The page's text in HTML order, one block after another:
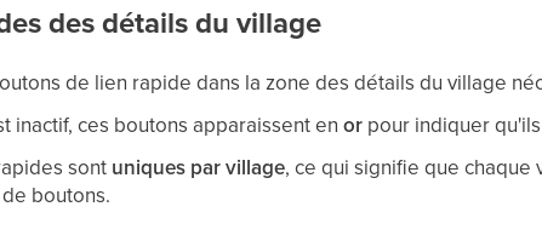
des détails du village
de lien rapide dans la zone des détails du village
inactif, ces boutons apparaissent enor pour indiquer
sont uniques par village, ce qui signifie que
boutons.